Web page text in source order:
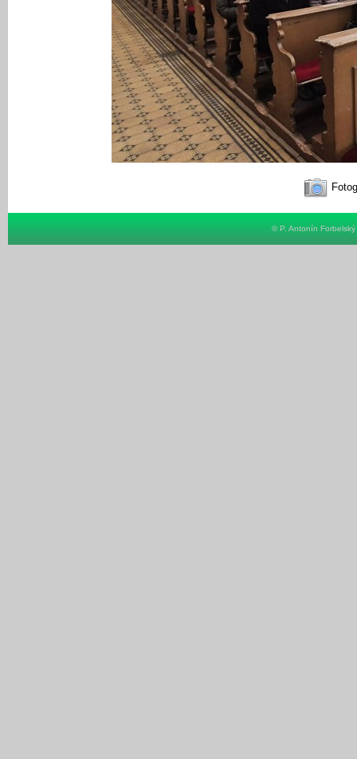
© P. Antonín